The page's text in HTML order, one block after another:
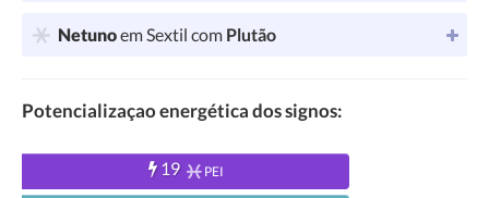
Netunoem Sextil com Plutão
Potencializaçao energética dos signos:
19 PEI